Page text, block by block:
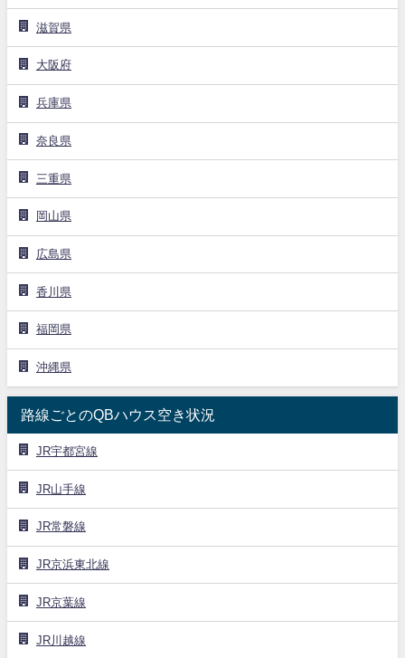
滋賀県
大阪府
兵庫県
奈良県
三重県
岡山県
広島県
香川県
福岡県
沖縄県
路線ごとのQBハウス空き状況
JR宇都宮線
JR山手線
JR常磐線
JR京浜東北線
JR京葉線
JR川越線